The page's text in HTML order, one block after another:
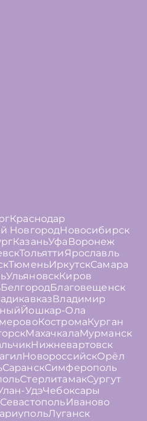
Краснодар
НовгородНовосибирск
КазаньУфа Воронеж
ТольяттиЯрославль
ТюменьИркутскСамара
УльяновскКиров
БелгородБлаговещенск
Владимир
Йошкар-Ола
КостромаКурган
МахачкалаМурманск
Нижневартовск
НовороссийскОрёл
СаранскСимферополь
СтерлитамакСургут
УдэЧебоксары
СевастопольИваново
Луганск